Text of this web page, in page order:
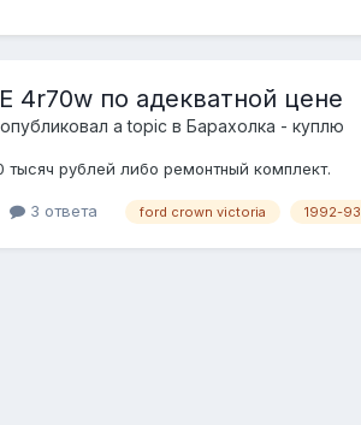
4r70w по адекватной цене
опубликовал a topic в Барахолка - куплю
тысяч рублей либо ремонтный комплект.
3 ответа ford crown victoria 1992-93